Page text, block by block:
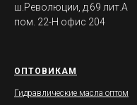
ш.Революции, д.69 лит.А
пом. 22-Н офис 204
ОПТОВИКАМ
Гидравлические масла оптом